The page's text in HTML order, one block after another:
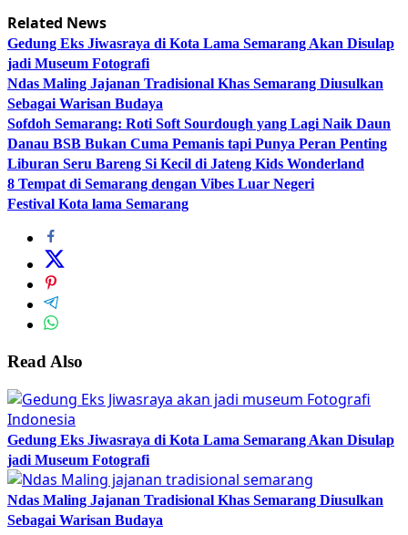
Related News
Gedung Eks Jiwasraya di Kota Lama Semarang Akan Disulap
jadi Museum Fotografi
Ndas Maling Jajanan Tradisional Khas Semarang Diusulkan
Sebagai Warisan Budaya
Sofdoh Semarang: Roti Soft Sourdough yang Lagi Naik Daun
Danau BSB Bukan Cuma Pemanis tapi Punya Peran Penting
Liburan Seru Bareng Si Kecil di Jateng Kids Wonderland
8 Tempat di Semarang dengan Vibes Luar Negeri
Festival Kota lama Semarang
Read Also
Gedung Eks Jiwasraya di Kota Lama Semarang Akan Disulap
jadi Museum Fotografi
Ndas Maling Jajanan Tradisional Khas Semarang Diusulkan
Sebagai Warisan Budaya